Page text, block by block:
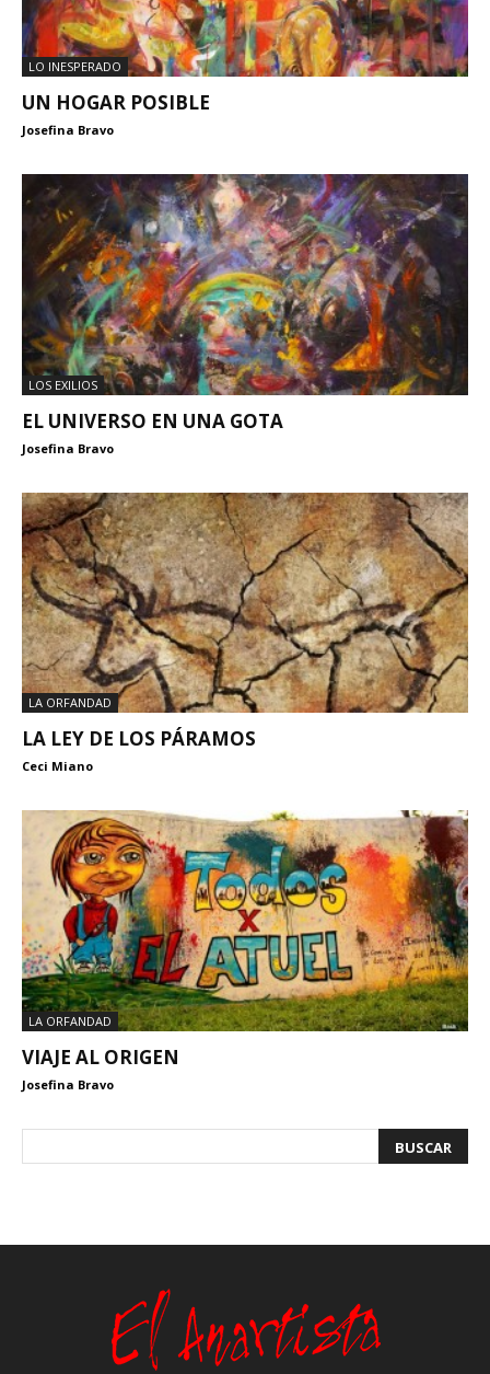
LO INESPERADO
UN HOGAR POSIBLE
Josefina Bravo
LOS EXILIOS
EL UNIVERSO EN UNA GOTA
Josefina Bravo
LA ORFANDAD
LA LEY DE LOS PÁRAMOS
Ceci Miano
LA ORFANDAD
VIAJE AL ORIGEN
Josefina Bravo